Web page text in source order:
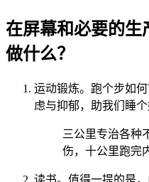
在屏幕和必要的生
做什么？
运动锻炼。跑个步如
虑与抑郁，助我们睡个
三公里专治各种
伤，十公里跑完
读书。值得一提的是